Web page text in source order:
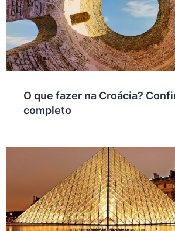
O que fazer na Croácia?
completo